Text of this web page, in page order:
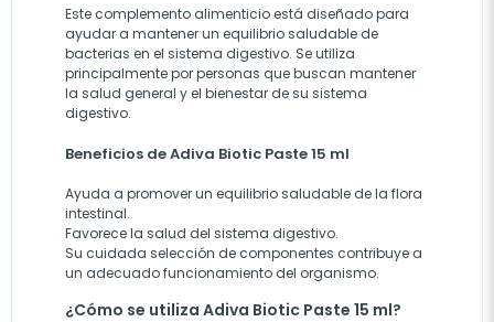
Este complemento alimenticio está diseñado para
ayudar a mantener un equilibrio saludable de
bacterias en el sistema digestivo. Se utiliza
principalmente por personas que buscan mantener
la salud general y el bienestar de su sistema
digestivo.
Beneficios de Adiva Biotic Paste 15 ml
Ayuda a promover un equilibrio saludable de la flora
intestinal.
Favorece la salud del sistema digestivo.
Su cuidada selección de componentes contribuye a
un adecuado funcionamiento del organismo.
¿Cómo se utiliza Adiva Biotic Paste 15 ml?